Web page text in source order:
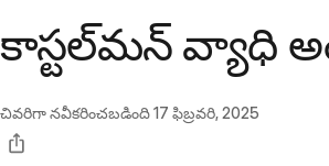
కాస్టల్‌మన్ వ్యాధి
చివరిగా నవీకరించబడింది17 ఫిబ్రవరి, 2025